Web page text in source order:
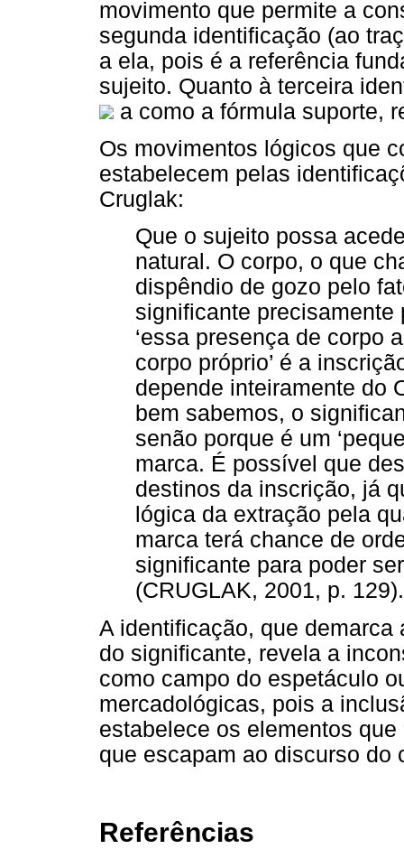
movimento que permite a
segunda identificação (ao
a ela, pois é a referência
sujeito. Quanto à terceira
a como a fórmula suporte,
Os movimentos lógicos que
estabelecem pelas
Cruglak:
Que o sujeito possa
natural. O corpo, o que
dispêndio de gozo pelo
significante precisamente
‘essa presença de corpo
corpo próprio’ é a
depende inteiramente do
bem sabemos, o
senão porque é um
marca. É possível que
destinos da inscrição, já
lógica da extração pela
marca terá chance de
significante para poder
(CRUGLAK, 2001, p. 129).
A identificação, que
do significante, revela a
como campo do espetáculo
mercadológicas, pois a
estabelece os elementos que
que escapam ao discurso do
Referências